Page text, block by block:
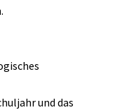
und das